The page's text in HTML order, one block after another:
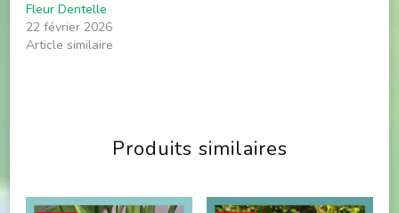
Fleur Dentelle
22 février 2026
Article similaire
Produits similaires